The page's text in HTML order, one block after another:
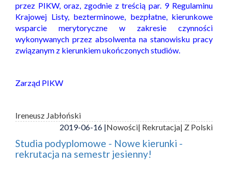
przez PIKW, oraz, zgodnie z treścią par. 9 Regulaminu
Krajowej Listy, bezterminowe, bezpłatne, kierunkowe
wsparcie merytoryczne w zakresie czynności
wykonywanych przez absolwenta na stanowisku pracy
związanym z kierunkiem ukończonych studiów.
Zarząd PIKW
Ireneusz Jabłoński
2019-06-16 |Nowości| Rekrutacja| Z Polski
Studia podyplomowe - Nowe kierunki -
rekrutacja na semestr jesienny!